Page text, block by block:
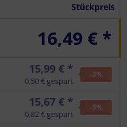
Stückpreis
16,49 € *
15,99 € *
0,50 € gespart
-3%
15,67 € *
0,82 € gespart
-5%